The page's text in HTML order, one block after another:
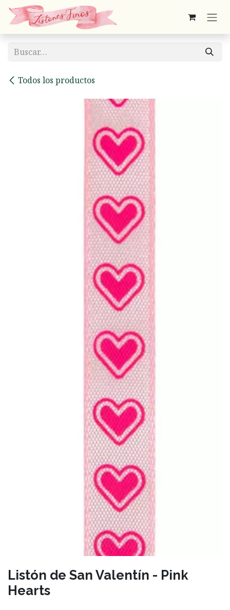
Ir al contenido
Todos los productos
Listón de San Valentín - Pink
Hearts